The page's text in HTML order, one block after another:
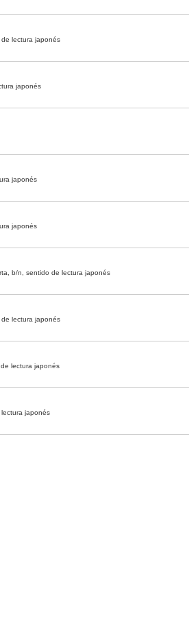
lectura japonés
japonés
japonés
japonés
b/n, sentido de lectura japonés
lectura japonés
lectura japonés
japonés